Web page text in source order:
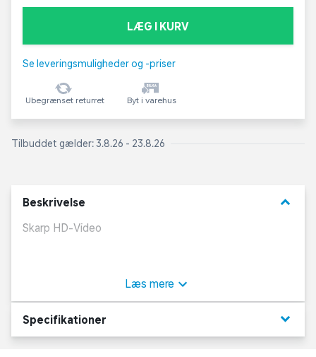
LÆG I KURV
Se leveringsmuligheder og -priser
Ubegrænset returret Byt i varehus
Tilbuddet gælder: 3.8.26 - 23.8.26
Beskrivelse keyboard_arrow_down
Skarp HD-Video
Garmin Clarity HDR-Optik kan du optage skarpe
videoer med vigtige detaljer både dag og nat.
Læs mere
Specifikationer keyboard_arrow_down